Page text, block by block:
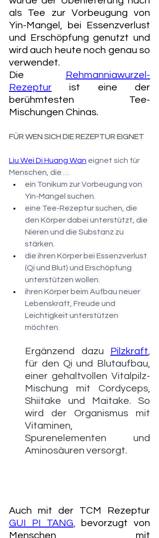
als Tee zur Vorbeugung von
Yin-Mangel, bei Essenzverlust
und Erschöpfung genutzt und
wird auch heute noch genau so
verwendet.
Die Rehmanniawurzel-
Rezeptur ist eine der
berühmtesten Tee-
Mischungen Chinas.
FÜR WEN SICH DIE REZEPTUR EIGNET
Liu Wei Di Huang Wan eignet sich für
Menschen, die …
ein Tonikum zur Vorbeugung von
Yin-Mangel suchen.
eine Tee-Rezeptur suchen, die
den Körper dabei unterstützt, die
Nieren und die Substanz zu
stärken.
die ihren Körper bei Essenzverlust
(Qi und Blut) und Erschöpfung
unterstützen wollen.
ihren Körper beim Aufbau neuer
Lebenskraft, Freude und
Leichtigkeit unterstützen
möchten.
Ergänzend dazu Pilzkraft
für den Qi und Blutaufbau,
einer gehaltvollen Vitalpilz-
Mischung mit Cordyceps,
Shiitake und Maitake. So
wird der Organismus mit
Vitaminen,
Spurenelementen und
Aminosäuren versorgt.
Auch mit der TCM Rezeptur
GUI PI TANG
bevorzugt von
Menschen mit